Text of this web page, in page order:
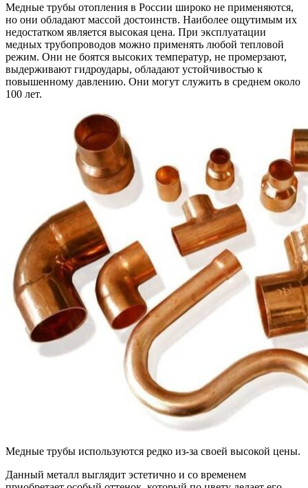
Медные трубы отопления в России широко не применяются,
но они обладают массой достоинств. Наиболее ощутимым их
недостатком является высокая цена. При эксплуатации
медных трубопроводов можно применять любой тепловой
режим. Они не боятся высоких температур, не промерзают,
выдерживают гидроудары, обладают устойчивостью к
повышенному давлению. Они могут служить в среднем около
100 лет.
Медные трубы используются редко из-за своей высокой цены.
Данный металл выглядит эстетично и со временем